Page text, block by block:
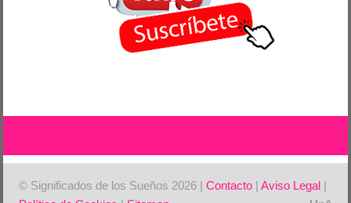
© Significados de los Sueños 2026 |Contacto |Aviso Legal |